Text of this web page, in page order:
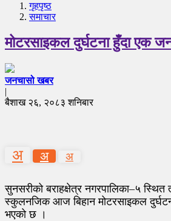
गृहपृष्‍ठ
समाचार
मोटरसाइकल दुर्घटना हुँदा एक
जनचासो खबर
|
बैशाख २६, २०८३ शनिबार
अ अ अ
सुनसरीको बराहक्षेत्र नगरपालिका–५
स्कुलनजिक आज बिहान मोटरसाइकल
भएको छ ।